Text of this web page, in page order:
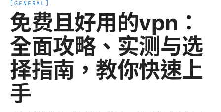
GENERAL
免费且好用的vpn：
全面攻略、实测与选
择指南，教你快速上
手